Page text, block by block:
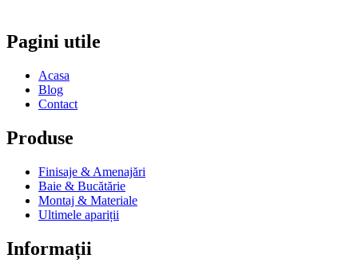
Pagini utile
Acasa
Blog
Contact
Produse
Finisaje & Amenajări
Baie & Bucătărie
Montaj & Materiale
Ultimele apariții
Informații